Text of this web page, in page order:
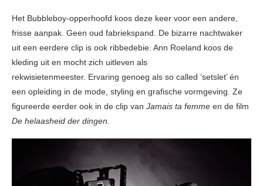
Het Bubbleboy-opperhoofd koos deze keer voor een andere,
frisse aanpak. Geen oud fabriekspand. De bizarre nachtwaker
uit een eerdere clip is ook ribbedebie. Ann Roeland koos de
kleding uit en mocht zich uitleven als
rekwisietenmeester. Ervaring genoeg als so called ‘setslet’ én
een opleiding in de mode, styling en grafische vormgeving. Ze
figureerde eerder ook in de clip van Jamais ta femme en de film
De helaasheid der dingen.